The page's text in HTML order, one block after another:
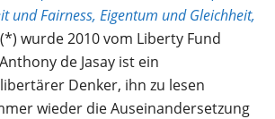
und Fairness, Eigentum und Gleichheit,
(*) wurde 2010 vom Liberty Fund
Anthony de Jasay ist ein
Denker, ihn zu lesen
wieder die Auseinandersetzung